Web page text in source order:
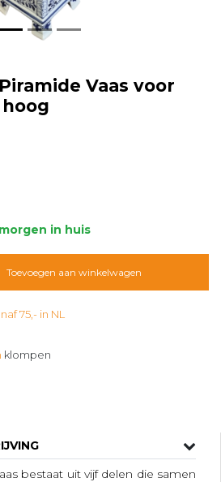
bestaat uit vijf delen die samen
Vaas voor
in huis
Toevoegen aan winkelwagen
75,- in NL
klompen